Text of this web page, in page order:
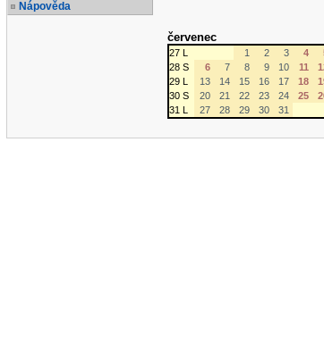
Nápověda
červenec
27 L 1 2 3 4
28 S
6 7 8 9 10 11
29 L
13 14 15 16 17 18
30 S
20 21 22 23 24 25
31 L
27 28 29 30 31